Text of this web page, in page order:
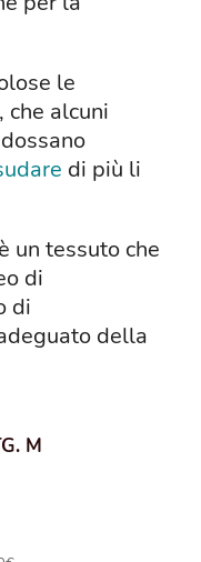
le
, che alcuni
di più li
un tessuto che
di
di
della
M